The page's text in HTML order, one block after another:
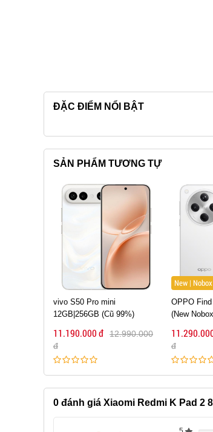
ĐẶC ĐIỂM NỔI BẬT
SẢN PHẨM TƯƠNG TỰ
New | Nobox
OPPO Find X8 12GB|256GB
(New Nobox)
11.290.000 đ
15.990.000
đ
Sắp hết hàng
Xiaomi 15
(Cũ 99%)
đ
0 đánh giá Xiaomi Redmi K Pad 2